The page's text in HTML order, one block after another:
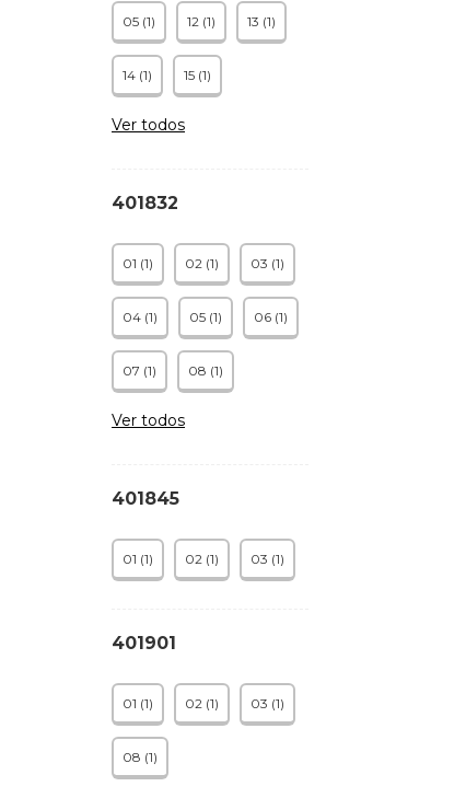
05 (1) 12 (1) 13 (1)
14 (1) 15 (1)
Ver todos
401832
01 (1) 02 (1) 03 (1)
04 (1) 05 (1) 06 (1)
07 (1) 08 (1)
Ver todos
401845
01 (1) 02 (1) 03 (1)
401901
01 (1) 02 (1) 03 (1)
08 (1)